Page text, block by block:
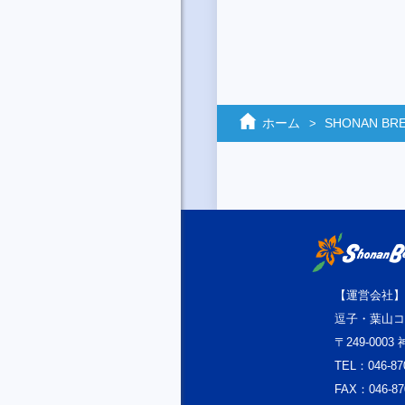
ホーム SHONAN
【運営会社】
逗子・葉山
〒249-0003
TEL：046-
FAX：046-